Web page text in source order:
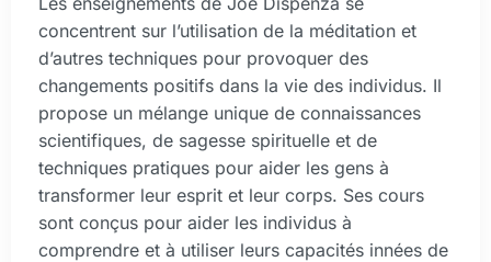
concentrent sur l’utilisation de la méditation et
d’autres techniques pour provoquer des
changements positifs dans la vie des individus. Il
propose un mélange unique de connaissances
scientifiques, de sagesse spirituelle et de
techniques pratiques pour aider les gens à
transformer leur esprit et leur corps. Ses cours
sont conçus pour aider les individus à
comprendre et à utiliser leurs capacités innées de